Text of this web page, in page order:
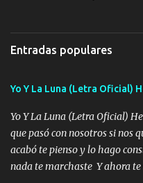
años solo pienso en ti mami
Música Amar me duele estoy
pasión en la troca tus labios
quiero que sea nunca con
quieres en ese momento te
madre no quiero dejar de
chile quisiera ser menos de ti
encierra princesa tu sabes
Entradas populares
Yo Y La Luna (Letra Oficial)
Yo Y La Luna (Letra Oficial)
que pasó con nosotros si nos
acabó te pienso y lo hago
nada te marchaste Y ahora